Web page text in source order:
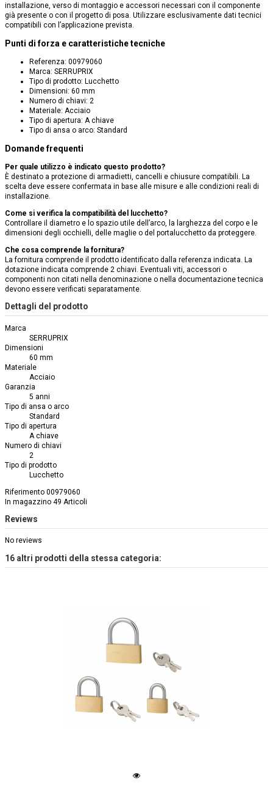
installazione, verso di montaggio e accessori necessari con il componente
già presente o con il progetto di posa. Utilizzare esclusivamente dati tecnici
compatibili con l’applicazione prevista.
Punti di forza e caratteristiche tecniche
Referenza: 00979060
Marca: SERRUPRIX
Tipo di prodotto: Lucchetto
Dimensioni: 60 mm
Numero di chiavi: 2
Materiale: Acciaio
Tipo di apertura: A chiave
Tipo di ansa o arco: Standard
Domande frequenti
Per quale utilizzo è indicato questo prodotto?
È destinato a protezione di armadietti, cancelli e chiusure compatibili. La
scelta deve essere confermata in base alle misure e alle condizioni reali di
installazione.
Come si verifica la compatibilità del lucchetto?
Controllare il diametro e lo spazio utile dell’arco, la larghezza del corpo e le
dimensioni degli occhielli, delle maglie o del portalucchetto da proteggere.
Che cosa comprende la fornitura?
La fornitura comprende il prodotto identificato dalla referenza indicata. La
dotazione indicata comprende 2 chiavi. Eventuali viti, accessori o
componenti non citati nella denominazione o nella documentazione tecnica
devono essere verificati separatamente.
Dettagli del prodotto
Marca
SERRUPRIX
Dimensioni
60 mm
Materiale
Acciaio
Garanzia
5 anni
Tipo di ansa o arco
Standard
Tipo di apertura
A chiave
Numero di chiavi
2
Tipo di prodotto
Lucchetto
Riferimento 00979060
In magazzino 49 Articoli
Reviews
No reviews
16 altri prodotti della stessa categoria: